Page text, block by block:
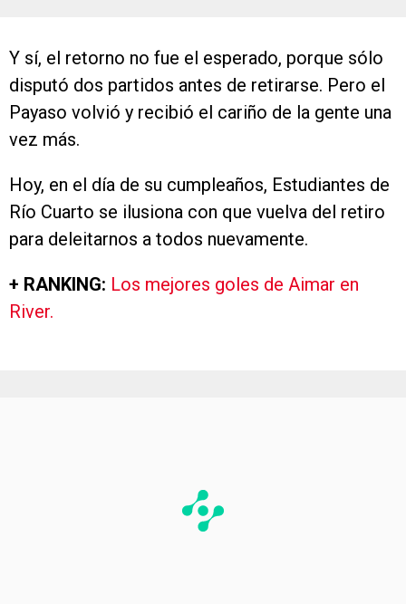
Y sí, el retorno no fue el esperado, porque sólo
disputó dos partidos antes de retirarse. Pero el
Payaso volvió y recibió el cariño de la gente una
vez más.
Hoy, en el día de su cumpleaños, Estudiantes de
Río Cuarto se ilusiona con que vuelva del retiro
para deleitarnos a todos nuevamente.
+ RANKING: Los mejores goles de Aimar en
River.